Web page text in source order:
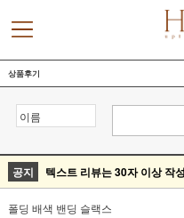
상품후기
공지 텍스트 리뷰는 30자 이상 작
폴딩 배색 밴딩 슬랙스